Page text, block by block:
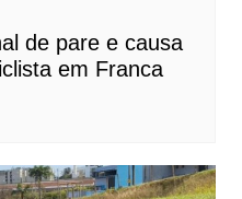
de pare e causa
em Franca